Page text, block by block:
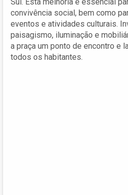
Sul. Esta melhoria é essencial
convivência social, bem como
eventos e atividades culturais.
paisagismo, iluminação e
a praça um ponto de encontro e
todos os habitantes.